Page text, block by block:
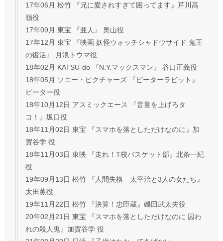
17年06月 松竹 『兄に愛されすぎて困ってます』芹川高
嶺役
17年09月 東宝 『亜人』 奥山役
17年12月 東宝 『映画 妖怪ウォッチシャドウサイド 鬼王
の復活』 月浪トウマ役
18年02月 KATSU-do 『N.Y.マックスマン』 谷口正義役
18年05月 ソニー・ピクチャーズ 『ピーターラビット』
ピーター役
18年10月12日 アスミックエース 『音量を上げろタ
コ！』坂口役
18年11月02日 東宝 『スマホを落としただけなのに』加
賀谷学 役
18年11月03日 東映 『走れ！T校バスケット部』北条一紀
役
19年09月13日 松竹 『人間失格 太宰治と3人の女たち』
太田薫役
19年11月22日 松竹 『決算！忠臣蔵』磯田武太夫役
20年02月21日 東宝 『スマホを落としただけなのに 囚わ
れの殺人鬼』加賀谷学 役